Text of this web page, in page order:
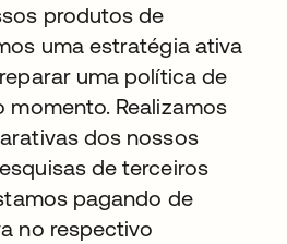
produtos de
uma estratégia ativa
uma política de
momento. Realizamos
dos nossos
de terceiros
pagando de
no respectivo